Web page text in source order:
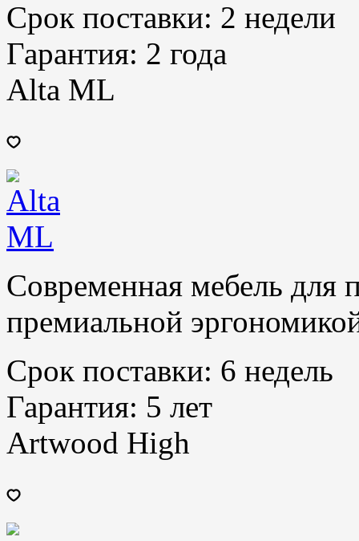
Срок поставки: 2 недели
Гарантия: 2 года
Alta ML
Современная мебель для
премиальной
Срок поставки: 6 недель
Гарантия: 5 лет
Artwood High